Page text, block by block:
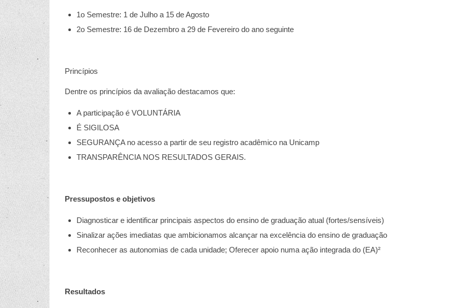
1o Semestre: 1 de Julho a 15 de Agosto
2o Semestre: 16 de Dezembro a 29 de Fevereiro do ano seguinte
Princípios
Dentre os princípios da avaliação destacamos que:
A participação é VOLUNTÁRIA
É SIGILOSA
SEGURANÇA no acesso a partir de seu registro acadêmico na Unicamp
TRANSPARÊNCIA NOS RESULTADOS GERAIS.
Pressupostos e objetivos
Diagnosticar e identificar principais aspectos do ensino de graduação atual (fortes/sensíveis)
Sinalizar ações imediatas que ambicionamos alcançar na excelência do ensino de graduação
Reconhecer as autonomias de cada unidade; Oferecer apoio numa ação integrada do (EA)²
Resultados